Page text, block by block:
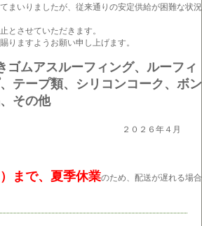
まいりましたが、従来通りの安定供給が困難な状況
とさせていただきます。
りますようお願い申し上げます。
ムアスルーフィング、ルーフィ
テープ類、シリコンコーク、ボン
その他
２０２６年４月
まで、夏季休業のため、配送が遅れる場合